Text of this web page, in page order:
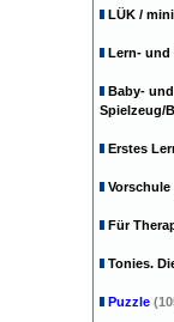
LÜK /
Lern- und
Baby-
Spielzeug/
Erstes
Vorschule
Für
Tonies.
Puzzle